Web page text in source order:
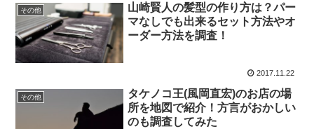
その他
山崎賢人の髪型の作り方は？パー
マなしでも出来るセット方法やオ
ーダー方法を調査！
2017.11.22
その他
タケノコ王(風岡直宏)のお店の場
所を地図で紹介！方言がおかしい
のも調査してみた